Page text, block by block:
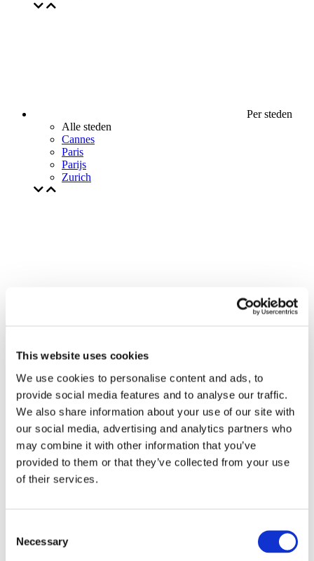
This website uses cookies
We use cookies to personalise content and ads, to
provide social media features and to analyse our traffic.
We also share information about your use of our site with
our social media, advertising and analytics partners who
may combine it with other information that you’ve
provided to them or that they’ve collected from your use
of their services.
Selection
Necessary
Per steden
Alle steden
Cannes
Paris
Parijs
Zurich